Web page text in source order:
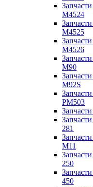
M4524
M4525
M4526
M90
M92S
PM503
281
M11
250
450